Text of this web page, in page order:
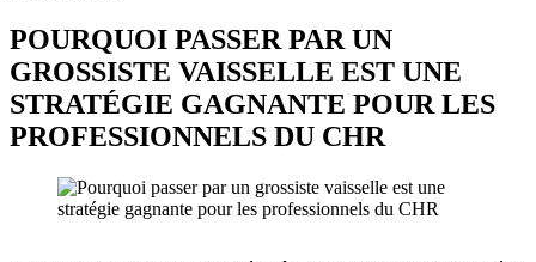
POURQUOI PASSER PAR UN
GROSSISTE VAISSELLE EST UNE
STRATÉGIE GAGNANTE POUR LES
PROFESSIONNELS DU CHR